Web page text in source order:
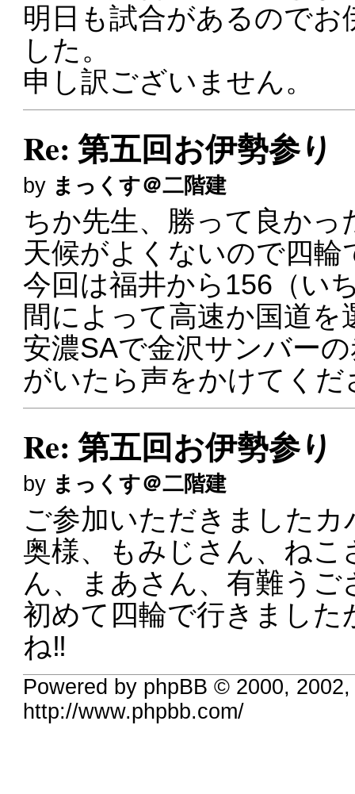
明日も試合があるので
した。
申し訳ございません。
Re: 第五回お伊勢参り
by まっくす＠二階建
ちか先生、勝って良かっ
天候がよくないので四輪
今回は福井から156（い
間によって高速か国道を
安濃SAで金沢サンバー
がいたら声をかけてくだ
Re: 第五回お伊勢参り
by まっくす＠二階建
ご参加いただきました
奥様、もみじさん、ね
ん、まあさん、有難うご
初めて四輪で行きまし
ね‼️
Powered by phpBB © 2000,
http://www.phpbb.com/